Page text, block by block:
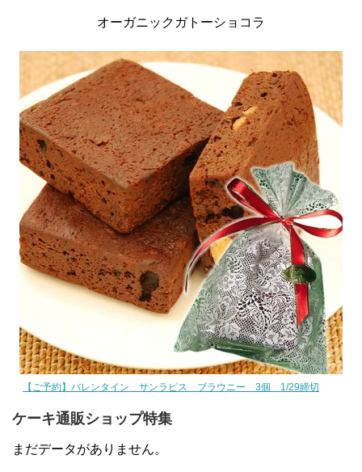
オーガニックガトーショコラ
【ご予約】バレンタイン サンラピス ブラウニー 3個 1/29締切
ケーキ通販ショップ特集
まだデータがありません。